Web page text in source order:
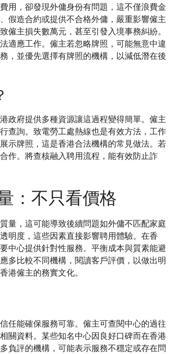
用，卻發現外傭身份有問題，這不僅浪費金
假造合約或提供不合格外傭，嚴重影響僱主
僱主損失數萬元，甚至引發入境事務糾紛。
適應工作。僱主若忽略牌照，可能無意中違
，並優先選擇有牌照的機構，以減低潛在後
政府提供多種資源讓這過程變得簡單。僱主
查詢。致電勞工處熱線也是有效方法，工作
示牌照，這是香港合法機構的常見做法。若
作。將查核融入聘用流程，能有效防止詐
：不只看價格
量，這可能導致後續問題如外傭不匹配家庭
明度，這些因素直接影響聘用體驗。在香
中心提供針對性服務。平衡成本與質素能避
多比較不同機構，閱讀客戶評價，以做出明
港僱主的務實文化。
任能確保服務可靠。僱主可查閱中心的過往
關資料。某些知名中心因良好口碑而在香港
負評的機構，可能表示服務不穩定或存在問